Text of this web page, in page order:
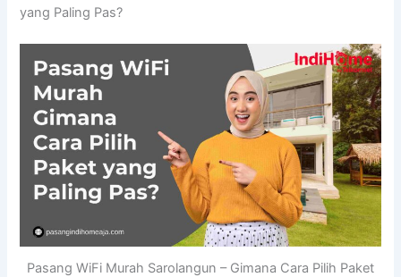
yang Paling Pas?
Pasang WiFi Murah Sarolangun – Gimana Cara Pilih Paket